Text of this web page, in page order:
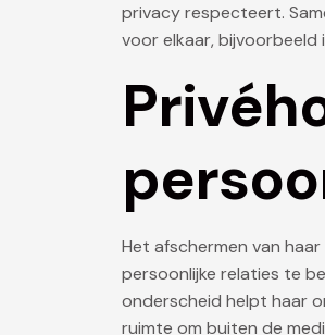
privacy respecteert.
voor elkaar,
Het afschermen van
persoonlijke relaties te
onderscheid helpt haar
ruimte om buiten de